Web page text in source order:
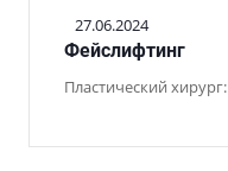
27.06.2024
Фейслифтинг
Пластический хирург: